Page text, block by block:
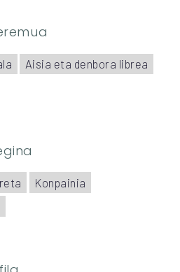
Aisia eta denbora librea
Konpainia